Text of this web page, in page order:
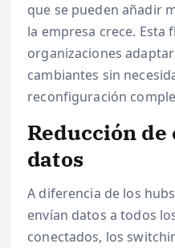
que se pueden añadir
la empresa crece. Esta
organizaciones
cambiantes sin
reconfiguración
Reducción
datos
A diferencia de los
envían datos a todos
conectados, los